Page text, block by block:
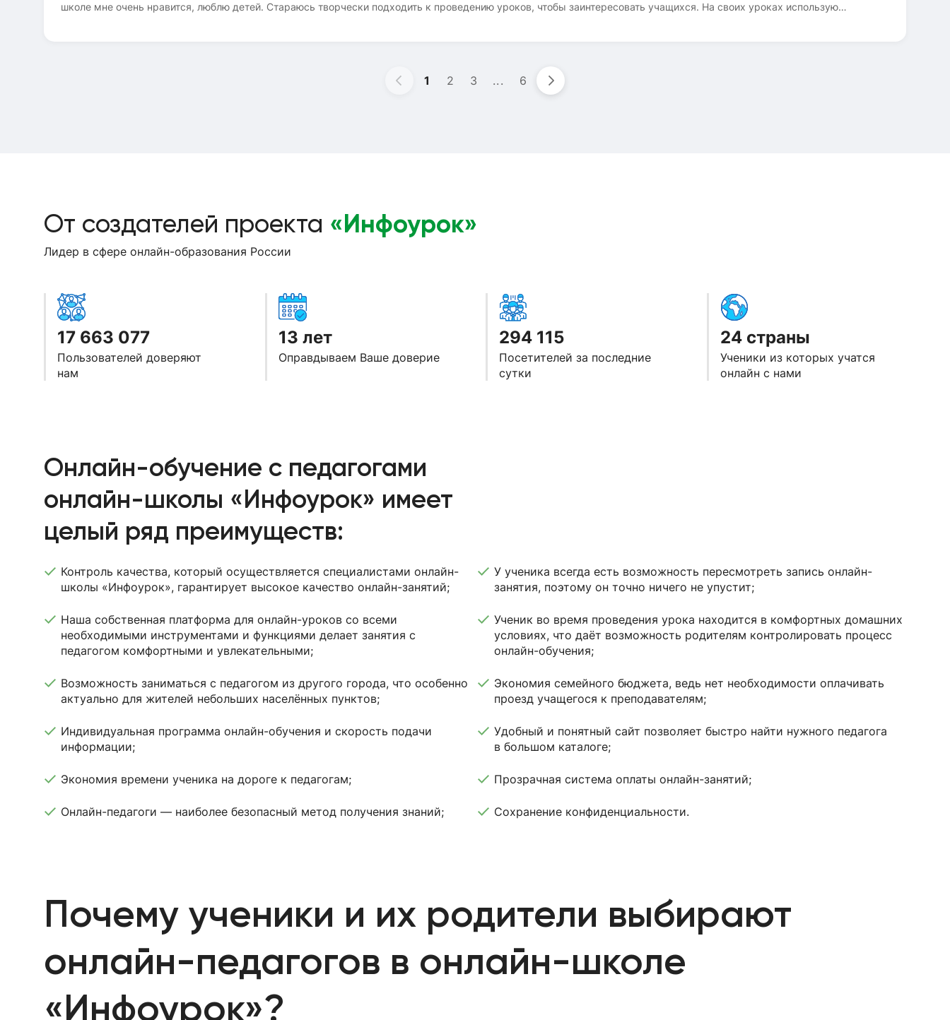
школе мне очень нравится, люблю детей. Стараюсь творчески подходить к проведению уроков, чтобы заинтересовать учащихся. На своих уроках использую
1 2 3 ... 6
От создателей проекта «Инфоурок»
Лидер в сфере онлайн-образования России
17 663 077
Пользователей доверяют
нам
13 лет
Оправдываем Ваше доверие
294 115
Посетителей за последние
сутки
24 страны
Ученики из которых учатся
онлайн с нами
Онлайн-обучение с педагогами
онлайн-школы «Инфоурок» имеет
целый ряд преимуществ:
Контроль качества, который осуществляется специалистами онлайн-
школы «Инфоурок», гарантирует высокое качество онлайн-занятий;
Наша собственная платформа для онлайн-уроков со всеми
необходимыми инструментами и функциями делает занятия с
педагогом комфортными и увлекательными;
Возможность заниматься с педагогом из другого города, что особенно
актуально для жителей небольших населённых пунктов;
Индивидуальная программа онлайн-обучения и скорость подачи
информации;
Экономия времени ученика на дороге к педагогам;
Онлайн-педагоги — наиболее безопасный метод получения знаний;
У ученика всегда есть возможность пересмотреть запись онлайн-
занятия, поэтому он точно ничего не упустит;
Ученик во время проведения урока находится в комфортных домашних
условиях, что даёт возможность родителям контролировать процесс
онлайн-обучения;
Экономия семейного бюджета, ведь нет необходимости оплачивать
проезд учащегося к преподавателям;
Удобный и понятный сайт позволяет быстро найти нужного педагога
в большом каталоге;
Прозрачная система оплаты онлайн-занятий;
Сохранение конфиденциальности.
Почему ученики и их родители выбирают
онлайн-педагогов в онлайн-школе
«Инфоурок»?